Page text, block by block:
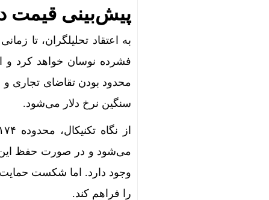
پیش‌بینی قیمت
به اعتقاد تحلیلگران، تا
فشرده نوسان خواهد کرد
محدود بودن تقاضای تجاری
سنگین نرخ دلار می‌شود.
را فراهم کند.